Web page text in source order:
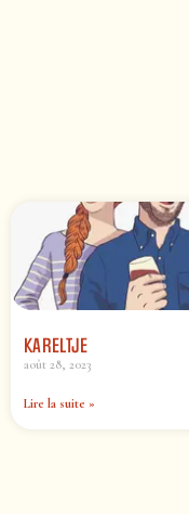
KARELTJE
août 28, 2023
Lire la suite »